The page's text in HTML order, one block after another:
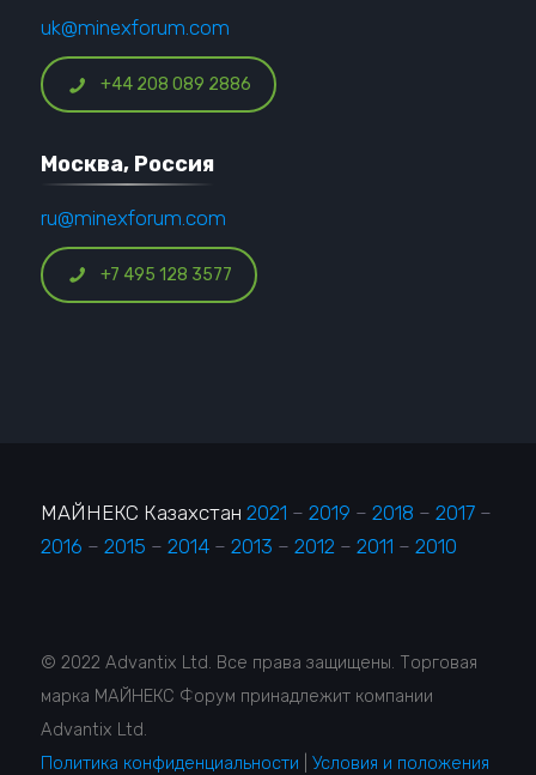
uk@minexforum.com
+44 208 089 2886
Москва, Россия
ru@minexforum.com
+7 495 128 3577
МАЙНЕКС Казахстан2021 – 2019 – 2018 – 2017 –
2016 – 2015 – 2014 – 2013 – 2012 – 2011 – 2010
© 2022 Advantix Ltd. Все права защищены. Торговая
марка МАЙНЕКС Форум принадлежит компании
Advantix Ltd.
Политика конфиденциальности |Условия и положения